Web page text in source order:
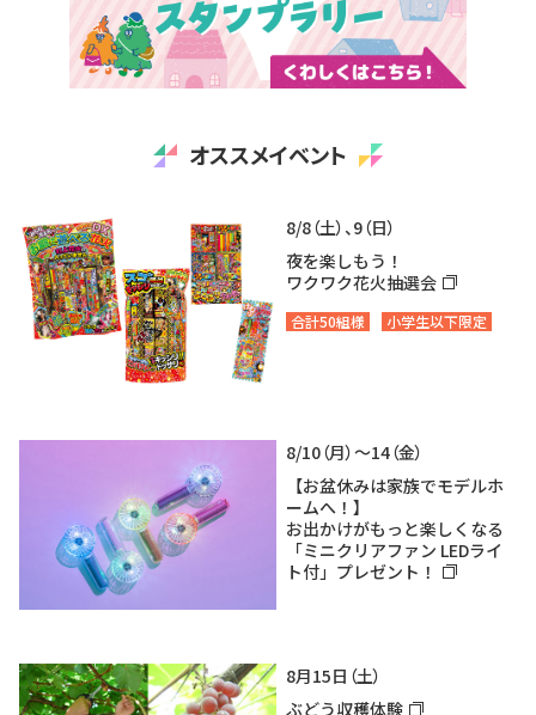
オススメイベント
合計50組様 小学生以下限定
8/8（土）、9（日）
夜を楽しもう！
ワクワク花火抽選会
8/10（月）～14（金）
【お盆休みは家族でモデルホ
ームへ！】
お出かけがもっと楽しくなる
「ミニクリアファン LEDライ
ト付」プレゼント！
8月15日（土）
ぶどう収穫体験